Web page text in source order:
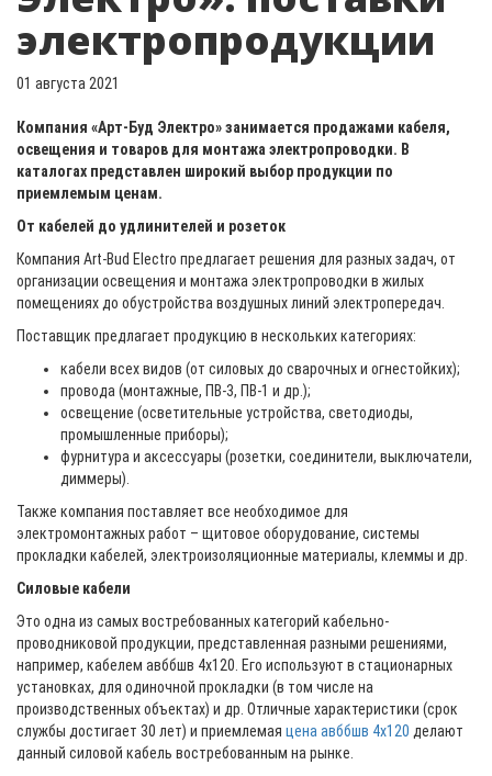
электропродукции
01 августа 2021
Компания «Арт-Буд Электро» занимается продажами кабеля,
освещения и товаров для монтажа электропроводки. В
каталогах представлен широкий выбор продукции по
приемлемым ценам.
От кабелей до удлинителей и розеток
Компания Art-Bud Electro предлагает решения для разных задач, от
организации освещения и монтажа электропроводки в жилых
помещениях до обустройства воздушных линий электропередач.
Поставщик предлагает продукцию в нескольких категориях:
кабели всех видов (от силовых до сварочных и огнестойких);
провода (монтажные, ПВ-3, ПВ-1 и др.);
освещение (осветительные устройства, светодиоды,
промышленные приборы);
фурнитура и аксессуары (розетки, соединители, выключатели,
диммеры).
Также компания поставляет все необходимое для
электромонтажных работ – щитовое оборудование, системы
прокладки кабелей, электроизоляционные материалы, клеммы и др.
Силовые кабели
Это одна из самых востребованных категорий кабельно-
проводниковой продукции, представленная разными решениями,
например, кабелем авббшв 4х120. Его используют в стационарных
установках, для одиночной прокладки (в том числе на
производственных объектах) и др. Отличные характеристики (срок
службы достигает 30 лет) и приемлемая цена авббшв 4х120 делают
данный силовой кабель востребованным на рынке.